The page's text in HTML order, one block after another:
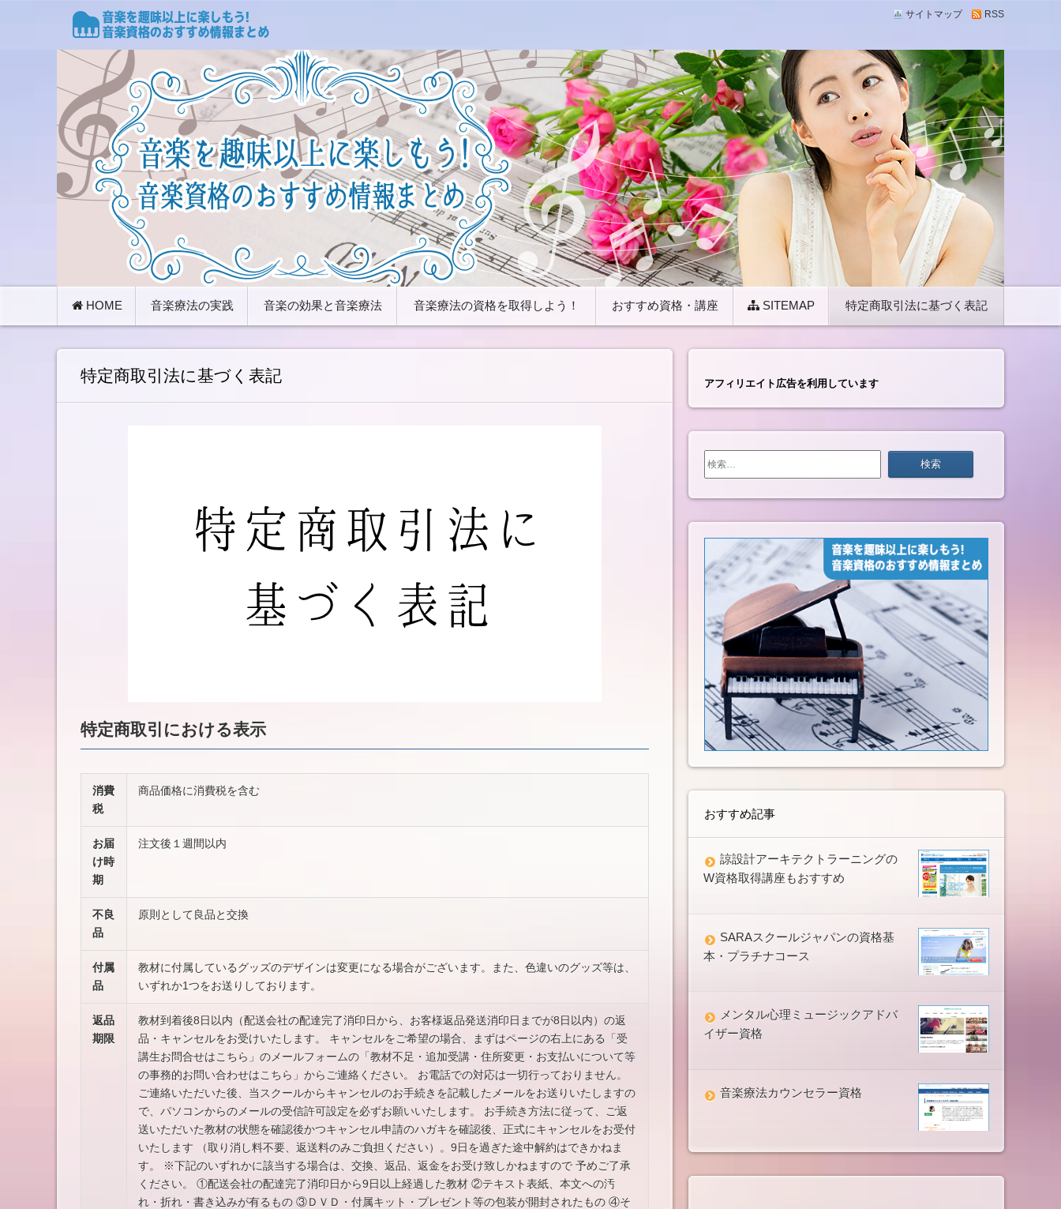
サイトマップ RSS
音楽療法資格のおすすめ情報まとめ
音楽のもたらす心理的作用を知ることで、心を癒やしたり、色々な心理効果を活用することが可能です。音楽と心理効果についての役立つ情報と、音楽と心理をつなぐスペシ
ャリスト、メンタル心理ミュージックアドバイザーなどの資格とおすすめの講座について解説していきます。音楽療法を趣味以上に楽しもう！
HOME 音楽療法の実践 音楽の効果と音楽療法 音楽療法の資格を取得しよう！ おすすめ資格・講座 SITEMAP 特定商取引法に基づく表記
特定商取引法に基づく表記
特定商取引における表示
消費
税
商品価格に消費税を含む
お届
け時
期
注文後１週間以内
不良
品
原則として良品と交換
付属
品
教材に付属しているグッズのデザインは変更になる場合がございます。また、色違いのグッズ等は、
いずれか1つをお送りしております。
返品
期限
教材到着後8日以内（配送会社の配達完了消印日から、お客様返品発送消印日までが8日以内）の返
品・キャンセルをお受けいたします。 キャンセルをご希望の場合、まずはページの右上にある「受
講生お問合せはこちら」のメールフォームの「教材不足・追加受講・住所変更・お支払いについて等
の事務的お問い合わせはこちら」からご連絡ください。 お電話での対応は一切行っておりません。
ご連絡いただいた後、当スクールからキャンセルのお手続きを記載したメールをお送りいたしますの
で、パソコンからのメールの受信許可設定を必ずお願いいたします。 お手続き方法に従って、ご返
送いただいた教材の状態を確認後かつキャンセル申請のハガキを確認後、正式にキャンセルをお受付
いたします （取り消し料不要、返送料のみご負担ください）。9日を過ぎた途中解約はできかねま
す。 ※下記のいずれかに該当する場合は、交換、返品、返金をお受け致しかねますので 予めご了承
ください。 ①配送会社の配達完了消印日から9日以上経過した教材 ②テキスト表紙、本文への汚
れ・折れ・書き込みが有るもの ③ＤＶＤ・付属キット・プレゼント等の包装が開封されたもの ④そ
アフィリエイト広告を利用しています
検
索:
おすすめ記事
諒設計アーキテクトラーニングの
W資格取得講座もおすすめ
SARAスクールジャパンの資格基
本・プラチナコース
メンタル心理ミュージックアドバ
イザー資格
音楽療法カウンセラー資格